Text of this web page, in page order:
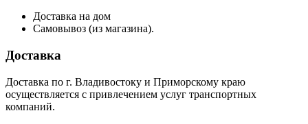
Доставка на дом
Самовывоз (из магазина).
Доставка
Доставка по г. Владивостоку и Приморскому краю
осуществляется с привлечением услуг транспортных
компаний.